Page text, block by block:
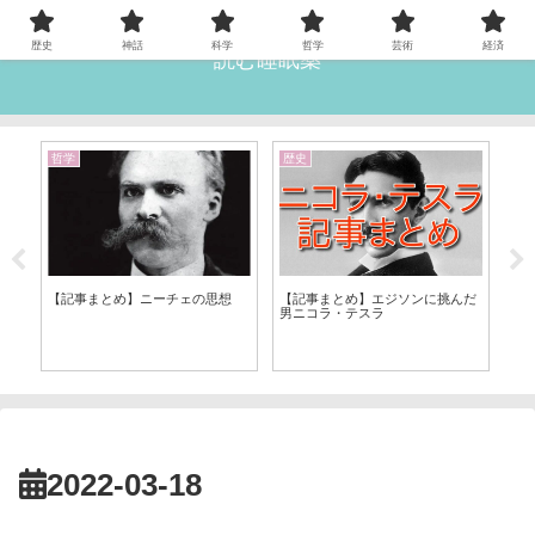
読む睡眠薬
哲学
【記事まとめ】ニーチェの思想
歴史
【記事まとめ】エジソンに挑んだ
男ニコラ・テスラ
2022-03-18
歴史 神話 科学 哲学 芸術 経済